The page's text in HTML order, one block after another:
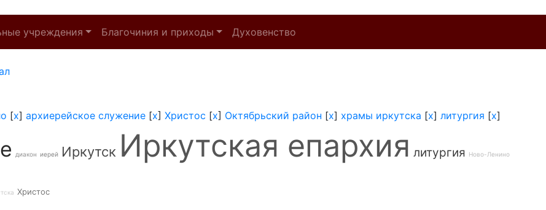
учреждения Благочиния и приходы Духовенство
[x] архиерейское служение [x] Христос [x] Октябрьский район [x] храмы иркутска [x] литургия [x]
диакон иерей Иркутск Иркутская епархия литургия Ново-Ленино
Христос